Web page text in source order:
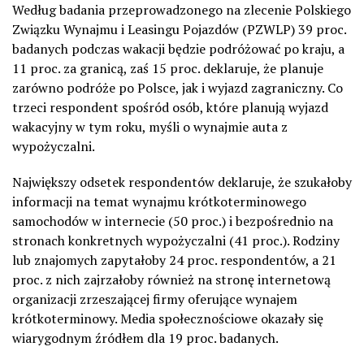
Według badania przeprowadzonego na zlecenie Polskiego
Związku Wynajmu i Leasingu Pojazdów (PZWLP) 39 proc.
badanych podczas wakacji będzie podróżować po kraju, a
11 proc. za granicą, zaś 15 proc. deklaruje, że planuje
zarówno podróże po Polsce, jak i wyjazd zagraniczny. Co
trzeci respondent spośród osób, które planują wyjazd
wakacyjny w tym roku, myśli o wynajmie auta z
wypożyczalni.
Największy odsetek respondentów deklaruje, że szukałoby
informacji na temat wynajmu krótkoterminowego
samochodów w internecie (50 proc.) i bezpośrednio na
stronach konkretnych wypożyczalni (41 proc.). Rodziny
lub znajomych zapytałoby 24 proc. respondentów, a 21
proc. z nich zajrzałoby również na stronę internetową
organizacji zrzeszającej firmy oferujące wynajem
krótkoterminowy. Media społecznościowe okazały się
wiarygodnym źródłem dla 19 proc. badanych.